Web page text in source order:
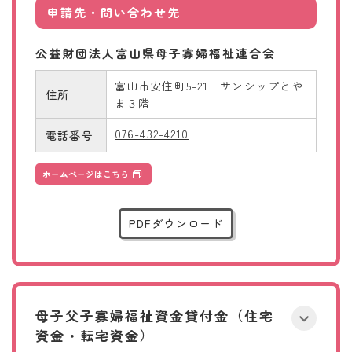
申請先・問い合わせ先
公益財団法人富山県母子寡婦福祉連合会
住所
富山市安住町5-21 サンシップとや
ま３階
電話番号 076-432-4210
ホームページはこちら
PDFダウンロード
母子父子寡婦福祉資金貸付金（住宅
資金・転宅資金）